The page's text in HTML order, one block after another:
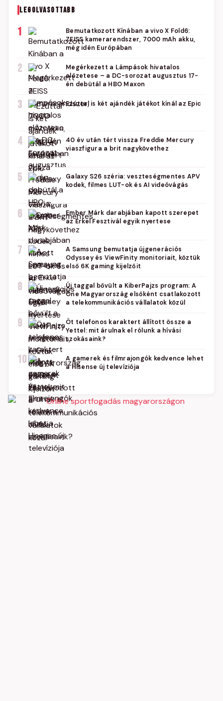
LEGOLVASOTTABB
1
Bemutatkozott Kínában a vivo X Fold6:
ZEISS kamerarendszer, 7000 mAh akku,
még idén Európában
2
Megérkezett a Lámpások hivatalos
előzetese – a DC-sorozat augusztus 17-
én debütál a HBO Maxon
3 Ezúttal is két ajándék játékot kínál az Epic
4
40 év után tért vissza Freddie Mercury
viaszfigura a brit nagykövethez
5
Galaxy S26 széria: veszteségmentes APV
kodek, filmes LUT-ok és AI videóvágás
6
Ember Márk darabjában kapott szerepet
az Erkel Fesztivál egyik nyertese
7
A Samsung bemutatja újgenerációs
Odyssey és ViewFinity monitoriait, köztük
első 6K gaming kijelzőit
8
Új taggal bővült a KiberPajzs program: A
One Magyarország elsőként csatlakozott
a telekommunikációs vállalatok közül
9
Öt telefonos karaktert állított össze a
Yettel: mit árulnak el rólunk a hívási
szokásaink?
10
A gamerek és filmrajongók kedvence lehet
a Hisense új televíziója